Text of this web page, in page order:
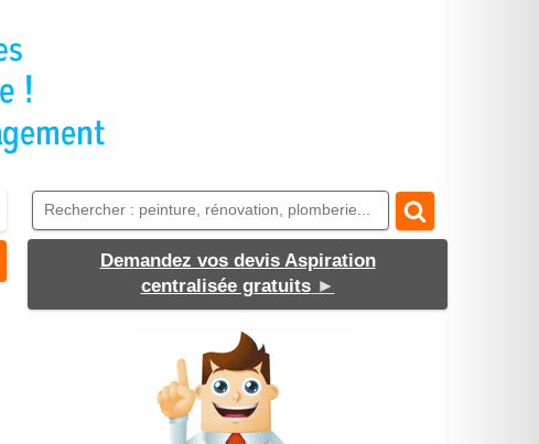
Demandez vos devis Aspiration
centralisée gratuits►